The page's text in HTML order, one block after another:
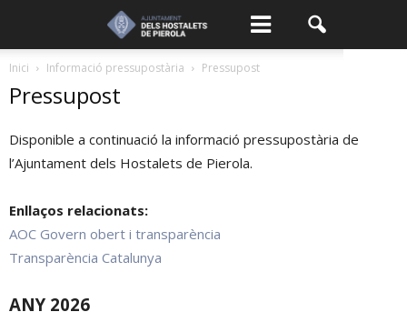
Inici Informació pressupostària Pressupost
Pressupost
Disponible a continuació la informació pressupostària de
l’Ajuntament dels Hostalets de Pierola.
Enllaços relacionats:
AOC Govern obert i transparència
Transparència Catalunya
ANY 2026